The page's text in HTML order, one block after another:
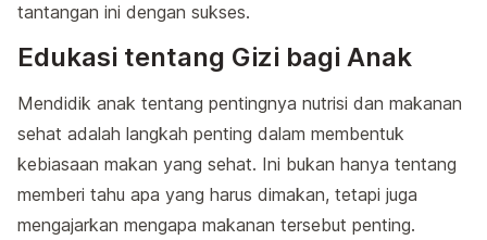
tantangan ini dengan sukses.
Edukasi tentang Gizi bagi Anak
Mendidik anak tentang pentingnya nutrisi dan makanan
sehat adalah langkah penting dalam membentuk
kebiasaan makan yang sehat. Ini bukan hanya tentang
memberi tahu apa yang harus dimakan, tetapi juga
mengajarkan mengapa makanan tersebut penting.